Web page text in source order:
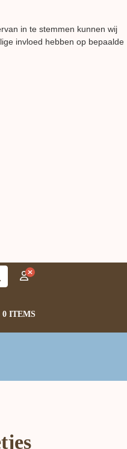
in te stemmen kunnen wij
invloed hebben op bepaalde
0 ITEMS